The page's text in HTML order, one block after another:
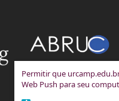
Permitir que
Web Push para seu